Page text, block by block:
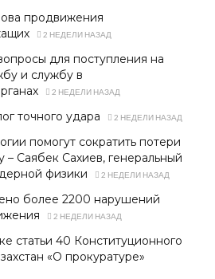
продвижения
2 НЕДЕЛИ НАЗАД
для поступления на
и службу в
2 НЕДЕЛИ НАЗАД
точного удара 2 НЕДЕЛИ НАЗАД
помогут сократить потери
– Саябек Сахиев, генеральный
физики
2 НЕДЕЛИ НАЗАД
более 2200 нарушений
2 НЕДЕЛИ НАЗАД
40 Конституционного
«О прокуратуре»